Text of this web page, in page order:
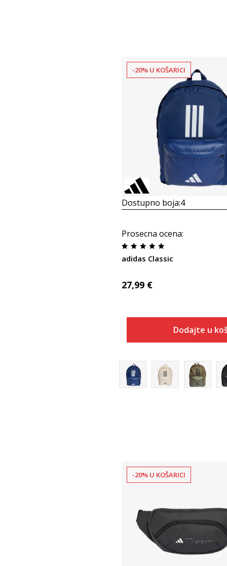
-20% U KOŠARICI
Dostupno boja:4
Prosecna ocena:
adidas Classic
27,99 €
Dodajte u
Dodaj
-20% U KOŠARICI